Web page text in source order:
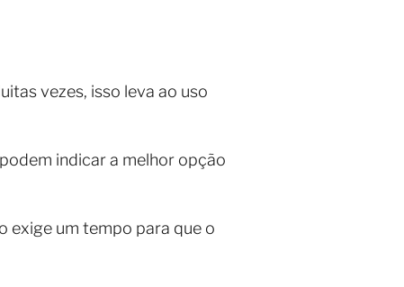
vezes, isso leva ao uso
indicar a melhor opção
exige um tempo para que o